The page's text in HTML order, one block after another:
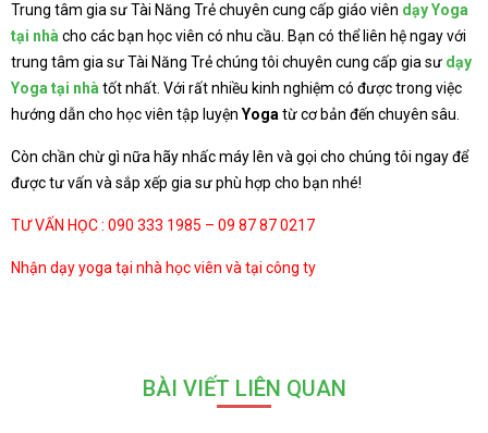
Trung tâm gia sư Tài Năng Trẻ chuyên cung cấp giáo viên dạy Yoga
tại nhà cho các bạn học viên có nhu cầu. Bạn có thể liên hệ ngay với
trung tâm gia sư Tài Năng Trẻ chúng tôi chuyên cung cấp gia sư dạy
Yoga tại nhà tốt nhất. Với rất nhiều kinh nghiệm có được trong việc
hướng dẫn cho học viên tập luyện Yoga từ cơ bản đến chuyên sâu.
Còn chần chừ gì nữa hãy nhấc máy lên và gọi cho chúng tôi ngay để
được tư vấn và sắp xếp gia sư phù hợp cho bạn nhé!
TƯ VẤN HỌC : 090 333 1985 – 09 87 87 0217
Nhận dạy yoga tại nhà học viên và tại công ty
BÀI VIẾT LIÊN QUAN